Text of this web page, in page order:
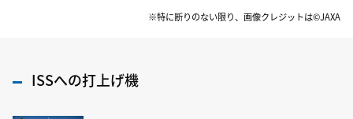
※特に断りのない限り、画像クレジットは©JAXA
ISSへの打上げ機